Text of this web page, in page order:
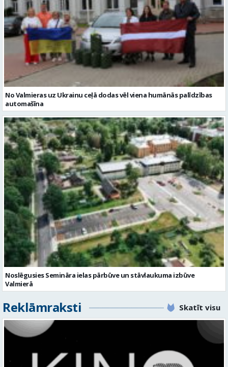
No Valmieras uz Ukrainu ceļā dodas vēl viena humānās palīdzības
automašīna
Noslēgusies Semināra ielas pārbūve un stāvlaukuma izbūve
Valmierā
Reklāmraksti Skatīt visu